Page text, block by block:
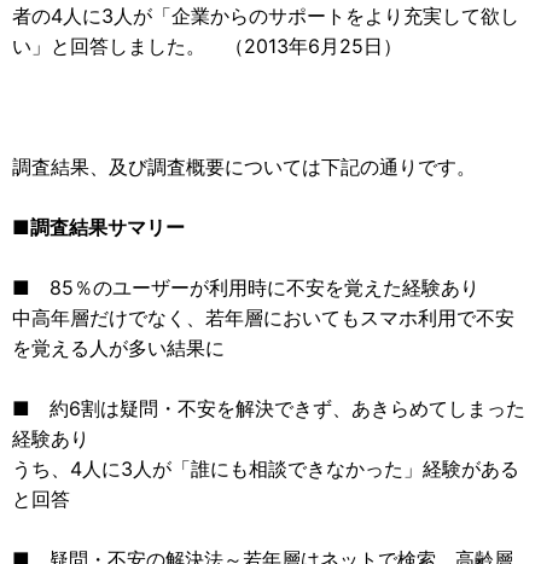
者の4人に3人が「企業からのサポートをより充実して欲し
い」と回答しました。 （2013年6月25日）
調査結果、及び調査概要については下記の通りです。
■調査結果サマリー
■ 85％のユーザーが利用時に不安を覚えた経験あり
中高年層だけでなく、若年層においてもスマホ利用で不安
を覚える人が多い結果に
■ 約6割は疑問・不安を解決できず、あきらめてしまった
経験あり
うち、4人に3人が「誰にも相談できなかった」経験がある
と回答